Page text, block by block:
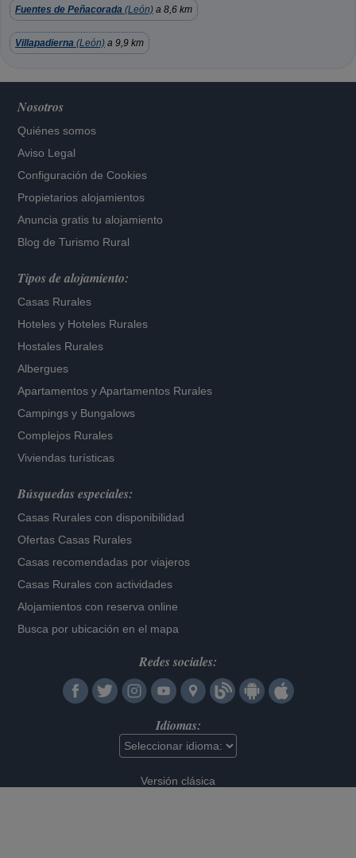
Fuentes de Peñacorada (León) a 8,6 km
Villapadierna (León) a 9,9 km
Nosotros
Quiénes somos
Aviso Legal
Configuración de Cookies
Propietarios alojamientos
Anuncia gratis tu alojamiento
Blog de Turismo Rural
Tipos de alojamiento:
Casas Rurales
Hoteles y Hoteles Rurales
Hostales Rurales
Albergues
Apartamentos yApartamentos Rurales
Campings y Bungalows
Complejos Rurales
Viviendas turísticas
Búsquedas especiales:
Casas Rurales con disponibilidad
Ofertas Casas Rurales
Casas recomendadas por viajeros
Casas Rurales con actividades
Alojamientos con reserva online
Busca por ubicación en el mapa
Redes sociales:
Idiomas:
Versión clásica